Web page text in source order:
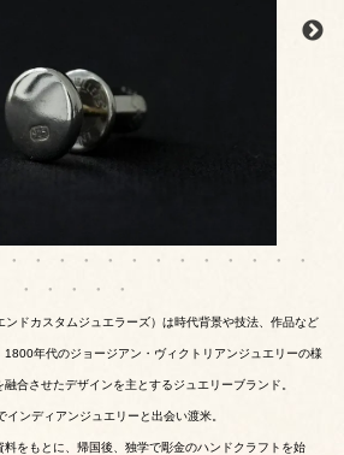
ドカスタムジュエラーズ）は時代背景や技法、作品など
1800年代のジョージアン・ヴィクトリアンジュエリーの様
合させたデザインを主とするジュエリーブランド。
ンディアンジュエリーと出会い渡米。
をもとに、帰国後、独学で彫金のハンドクラフトを始